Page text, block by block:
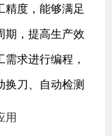
精度，能够满足
期，提高生产效
求进行编程，
换刀、自动检测
用